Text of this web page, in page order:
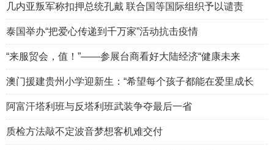
几内亚叛军称扣押总统孔戴 联合国等国际组织予以谴责
泰国举办“把爱心传递到千万家”活动抗击疫情
“来服贸会，值！”——参展台商看好大陆经济“健康未来
澳门援建贵州小学迎新生：“希望每个孩子都能在爱里成长
阿富汗塔利班与反塔利班武装争夺最后一省
质检方法敲不定波音梦想客机难交付